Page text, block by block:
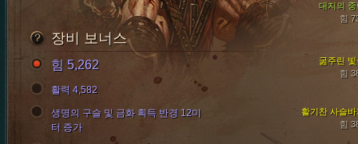
대지의 중
힘
활기찬 사슬바
힘
굶주린 빛
힘
장비 보너스
힘 5,262
활력 4,582
생명의 구슬 및 금화 획득 반경 12미
터 증가